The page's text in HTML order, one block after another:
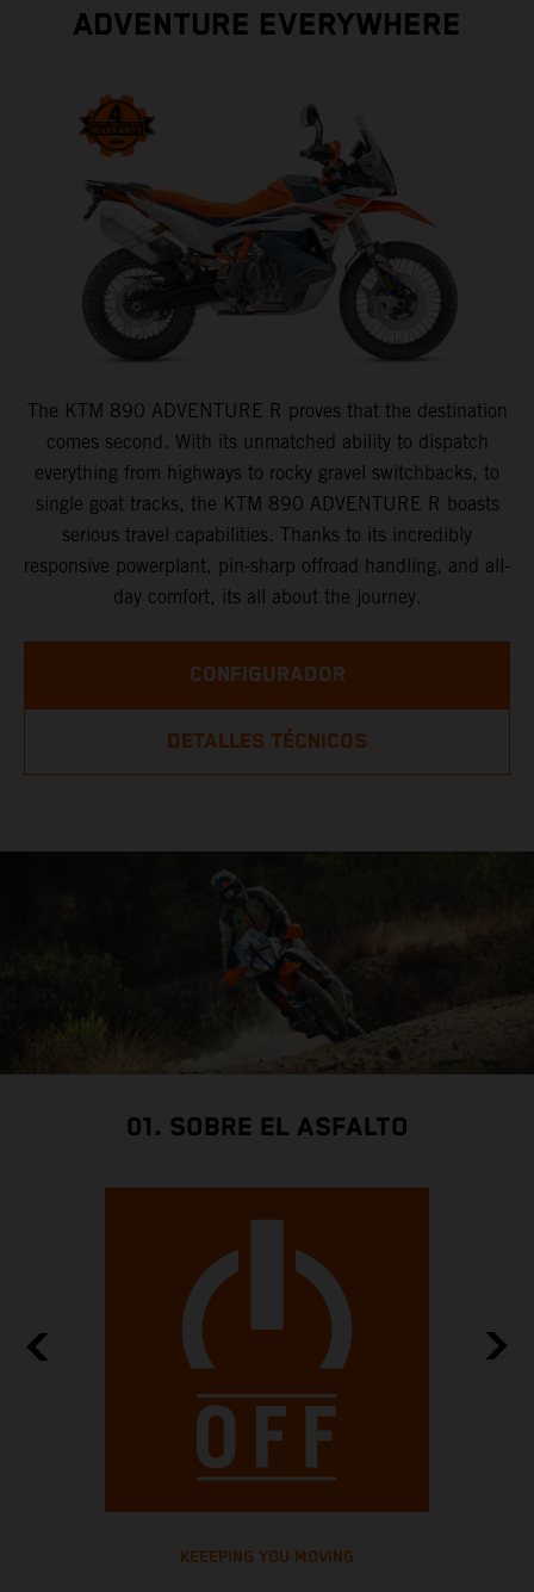
ADVENTURE EVERYWHERE
The KTM 890 ADVENTURE R proves that the destination
comes second. With its unmatched ability to dispatch
everything from highways to rocky gravel switchbacks, to
single goat tracks, the KTM 890 ADVENTURE R boasts
serious travel capabilities. Thanks to its incredibly
responsive powerplant, pin-sharp offroad handling, and all-
day comfort, its all about the journey.
CONFIGURADOR
DETALLES TÉCNICOS
01. SOBRE EL ASFALTO
KEEEPING YOU MOVING